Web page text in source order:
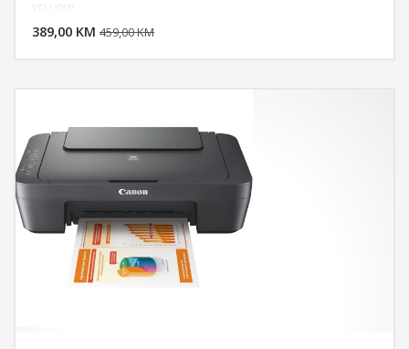
YELLOW
389,00 KM 459,00 KM